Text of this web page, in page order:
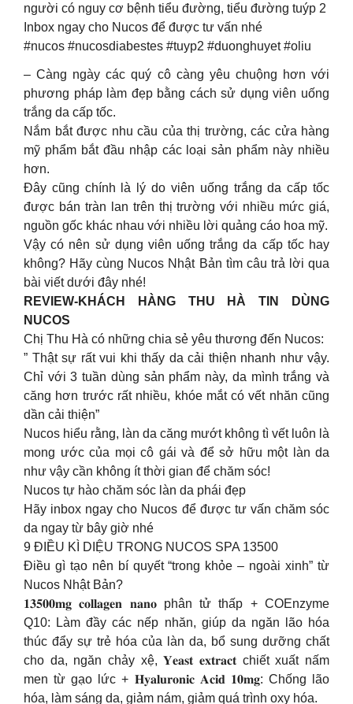
người có nguy cơ bệnh tiểu đường, tiểu đường tuýp 2
Inbox ngay cho Nucos để được tư vấn nhé
#nucos #nucosdiabestes #tuyp2 #duonghuyet #oliu
– Càng ngày các quý cô càng yêu chuộng hơn với
phương pháp làm đẹp bằng cách sử dụng viên uống
trắng da cấp tốc.
Nắm bắt được nhu cầu của thị trường, các cửa hàng
mỹ phẩm bắt đầu nhập các loại sản phẩm này nhiều
hơn.
Đây cũng chính là lý do viên uống trắng da cấp tốc
được bán tràn lan trên thị trường với nhiều mức giá,
nguồn gốc khác nhau với nhiều lời quảng cáo hoa mỹ.
Vậy có nên sử dụng viên uống trắng da cấp tốc hay
không? Hãy cùng Nucos Nhật Bản tìm câu trả lời qua
bài viết dưới đây nhé!
REVIEW-KHÁCH HÀNG THU HÀ TIN DÙNG
NUCOS
Chị Thu Hà có những chia sẻ yêu thương đến Nucos:
” Thật sự rất vui khi thấy da cải thiện nhanh như vậy.
Chỉ với 3 tuần dùng sản phẩm này, da mình trắng và
căng hơn trước rất nhiều, khóe mắt có vết nhăn cũng
dần cải thiện”
Nucos hiểu rằng, làn da căng mướt không tì vết luôn là
mong ước của mọi cô gái và để sở hữu một làn da
như vậy cần không ít thời gian để chăm sóc!
Nucos tự hào chăm sóc làn da phái đẹp
Hãy inbox ngay cho Nucos để được tư vấn chăm sóc
da ngay từ bây giờ nhé
9 ĐIỀU KÌ DIỆU TRONG NUCOS SPA 13500
Điều gì tạo nên bí quyết “trong khỏe – ngoài xinh” từ
Nucos Nhật Bản?
𝟏𝟑𝟓𝟎𝟎𝐦𝐠 𝐜𝐨𝐥𝐥𝐚𝐠𝐞𝐧 𝐧𝐚𝐧𝐨 phân tử thấp + COEnzyme
Q10: Làm đầy các nếp nhăn, giúp da ngăn lão hóa
thúc đẩy sự trẻ hóa của làn da, bổ sung dưỡng chất
cho da, ngăn chảy xệ, 𝐘𝐞𝐚𝐬𝐭 𝐞𝐱𝐭𝐫𝐚𝐜𝐭 chiết xuất nấm
men từ gạo lức + 𝐇𝐲𝐚𝐥𝐮𝐫𝐨𝐧𝐢𝐜 𝐀𝐜𝐢𝐝 𝟏𝟎𝐦𝐠: Chống lão
hóa, làm sáng da, giảm nám, giảm quá trình oxy hóa.